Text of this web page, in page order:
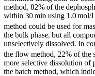
method, 82% of the
within 30 min using 1.0 mol/
method could be used for
the bulk phase, but all
unselectively dissolved. In
the flow method, 22% of the
more selective dissolution of
the batch method, which